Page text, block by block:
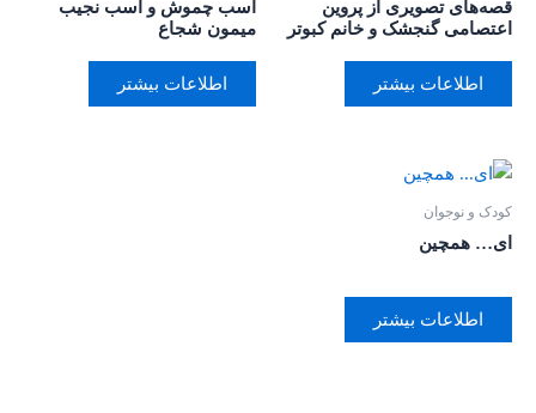
قصه‌های تصویری از پروین
اعتصامی گنجشک و خانم کبوتر
اطلاعات بیشتر
اسب چموش و اسب نجیب
میمون شجاع
اطلاعات بیشتر
کودک و نوجوان
ای… همچین
اطلاعات بیشتر